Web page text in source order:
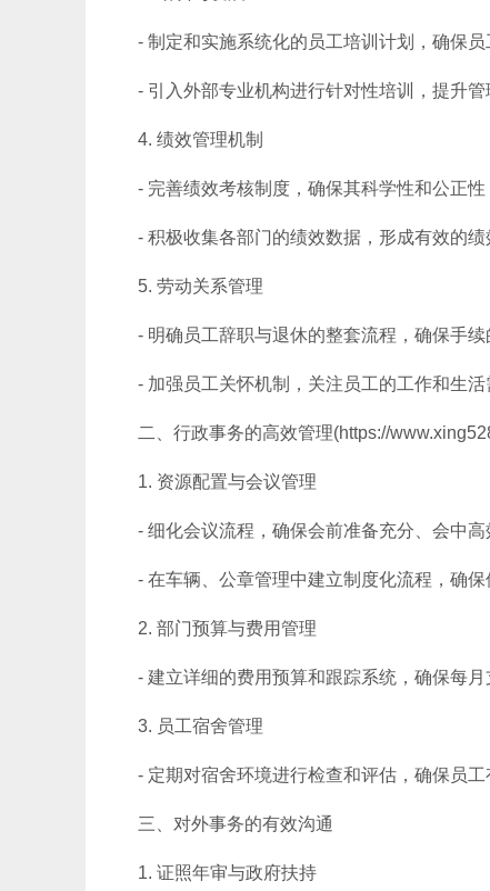
- 制定和实施系统化的员工培训计划，确保
- 引入外部专业机构进行针对性培训，提升管
4. 绩效管理机制
- 完善绩效考核制度，确保其科学性和公正
- 积极收集各部门的绩效数据，形成有效的绩
5. 劳动关系管理
- 明确员工辞职与退休的整套流程，确保手
- 加强员工关怀机制，关注员工的工作和生活
二、行政事务的高效管理(https://
1. 资源配置与会议管理
- 细化会议流程，确保会前准备充分、会中
- 在车辆、公章管理中建立制度化流程，确
2. 部门预算与费用管理
- 建立详细的费用预算和跟踪系统，确保每
3. 员工宿舍管理
- 定期对宿舍环境进行检查和评估，确保员
三、对外事务的有效沟通
1. 证照年审与政府扶持